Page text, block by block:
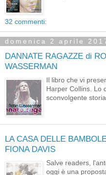
32 commenti:
domenica 2 aprile
DANNATE RAGAZZE di
WASSERMAN
Il libro che vi
Harper Collins. Lo
sconvolgente
LA CASA DELLE
FIONA DAVIS
Salve readers,
oggi è una